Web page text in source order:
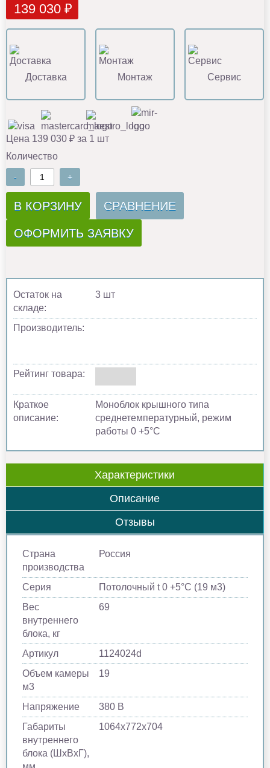
139 030 ₽
Доставка Монтаж Сервис
Цена 139 030 ₽ за 1 шт
Количество
- +
В КОРЗИНУ СРАВНЕНИЕ
ОФОРМИТЬ ЗАЯВКУ
Остаток на
складе:
3 шт
Производитель:
Рейтинг товара:
Краткое
описание:
Моноблок крышного типа
среднетемпературный, режим
работы 0 +5°C
Характеристики
Описание
Отзывы
Страна
производства
Россия
Серия
Потолочный t 0 +5°C (19 м3)
Вес
внутреннего
блока, кг
69
Артикул
1124024d
Объем камеры
м​3
19
Напряжение
380 В
Габариты
внутреннего
блока (ШхВхГ),
1064х772х704